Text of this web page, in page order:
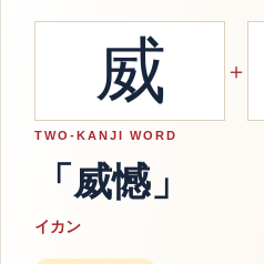
威 ＋
TWO-KANJI WORD
「威憾」
イカン